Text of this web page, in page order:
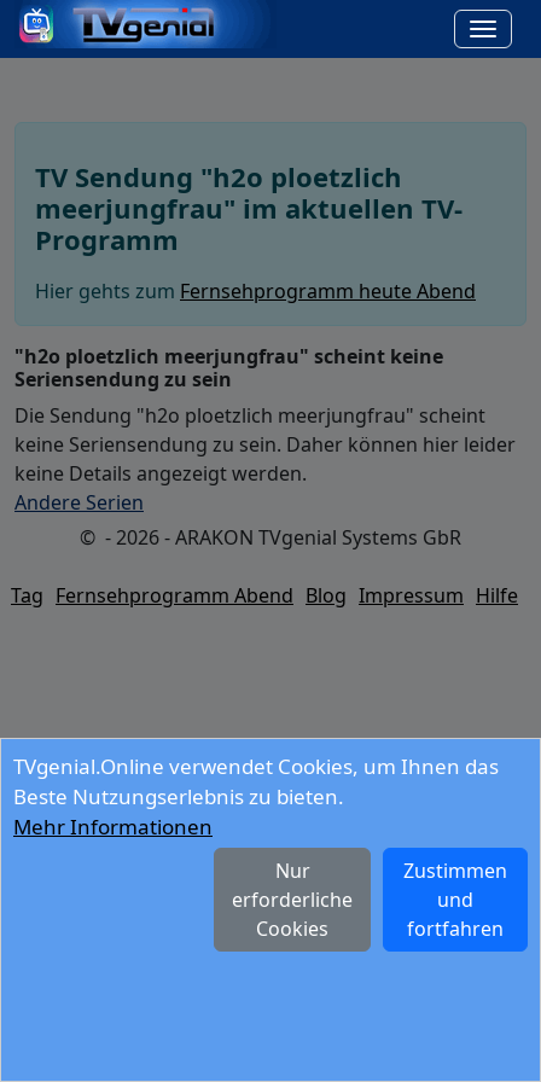
TVgenial.Online verwendet Cookies, um Ihnen das
Beste Nutzungserlebnis zu bieten.
Mehr Informationen
Zustimmen
und
fortfahren
Nur
erforderliche
Cookies
TV Sendung "h2o ploetzlich
meerjungfrau" im aktuellen TV-
Programm
Hier gehts zum Fernsehprogramm heute Abend
"h2o ploetzlich meerjungfrau" scheint keine
Seriensendung zu sein
Die Sendung "h2o ploetzlich meerjungfrau" scheint
keine Seriensendung zu sein. Daher können hier leider
keine Details angezeigt werden.
Andere Serien
© - 2026 - ARAKON TVgenial Systems GbR
Tag Fernsehprogramm Abend Blog Impressum Hilfe